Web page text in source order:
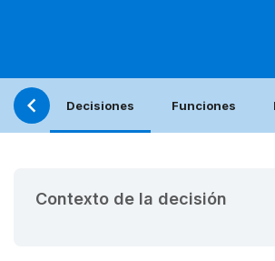
Decisiones Funciones
Contexto de la decisión